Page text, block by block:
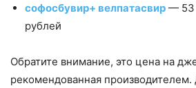
софосбувир+ велпатасвир — 53
рублей
Обратите внимание, это цена на
рекомендованная производителем.